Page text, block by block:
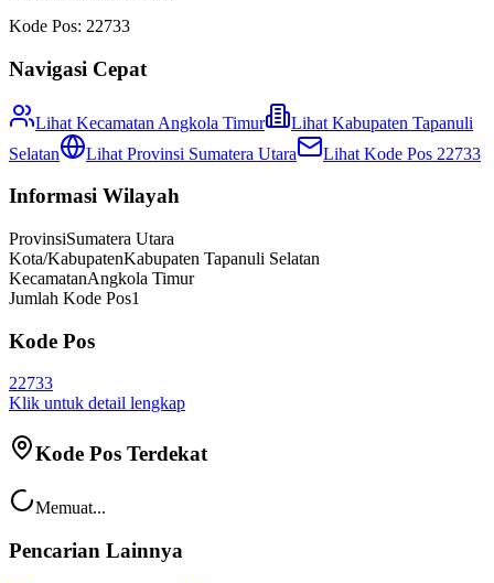
Kode Pos: 22733
Navigasi Cepat
Lihat Kecamatan Angkola Timur Lihat Kabupaten Tapanuli
Selatan
Lihat Provinsi Sumatera Utara Lihat Kode Pos 22733
Informasi Wilayah
ProvinsiSumatera Utara
Kota/KabupatenKabupaten Tapanuli Selatan
KecamatanAngkola Timur
Jumlah Kode Pos1
Kode Pos
22733
Klik untuk detail lengkap
Kode Pos Terdekat
Memuat...
Pencarian Lainnya